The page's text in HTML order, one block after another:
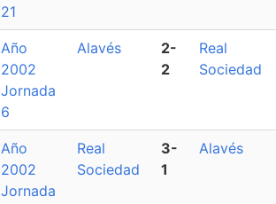
21
Año
2002
Jornada
6
Alavés
2-
2
Real
Sociedad
Año
2002
Jornada
Real
Sociedad
3-
1
Alavés